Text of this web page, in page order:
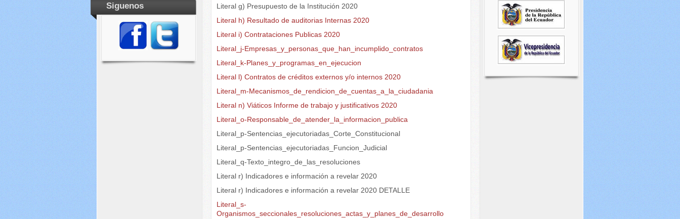
Siguenos
Literal g) Presupuesto de la Institución 2020
Literal h) Resultado de auditorias Internas 2020
Literal i) Contrataciones Publicas 2020
Literal_j-Empresas_y_personas_que_han_incumplido_contratos
Literal_k-Planes_y_programas_en_ejecucion
Literal l) Contratos de créditos externos y/o internos 2020
Literal_m-Mecanismos_de_rendicion_de_cuentas_a_la_ciudadania
Literal n) Viáticos Informe de trabajo y justificativos 2020
Literal_o-Responsable_de_atender_la_informacion_publica
Literal_p-Sentencias_ejecutoriadas_Corte_Constitucional
Literal_p-Sentencias_ejecutoriadas_Funcion_Judicial
Literal_q-Texto_integro_de_las_resoluciones
Literal r) Indicadores e información a revelar 2020
Literal r) Indicadores e información a revelar 2020 DETALLE
Literal_s-
Organismos_seccionales_resoluciones_actas_y_planes_de_desarrollo